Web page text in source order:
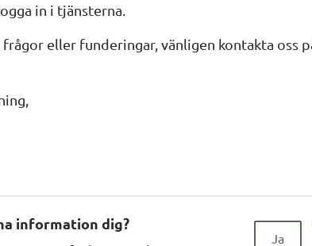
in i tjänsterna.
information dig?
Ja